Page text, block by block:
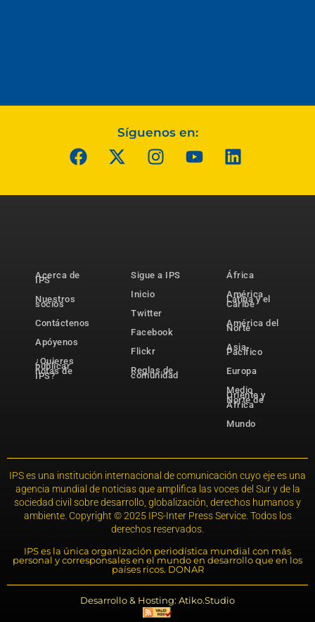
Síguenos en:
Acerca de
IPS
Nuestros
socios
Contáctenos
Apóyenos
¿Quieres
publicar
notas de
IPS?
Sigue a IPS
Inicio
Twitter
Facebook
Flickr
Reglas de
comunidad
África
América
Latina y el
Caribe
América del
Norte
Asia-
Pacífico
Europa
Medio
Oriente y
Norte de
África
Mundo
IPS es una institución internacional de comunicación cuyo eje es una
agencia mundial de noticias que amplifica las voces del Sur y de la
sociedad civil sobre desarrollo, globalización, derechos humanos y
ambiente. Copyright © 2025 IPS-Inter Press Service. Todos los
derechos reservados.
IPS es la única organización periodística mundial con más
personal y corresponsales en el mundo en desarrollo que en los
países ricos. DONAR
Desarrollo & Hosting: Atiko.Studio